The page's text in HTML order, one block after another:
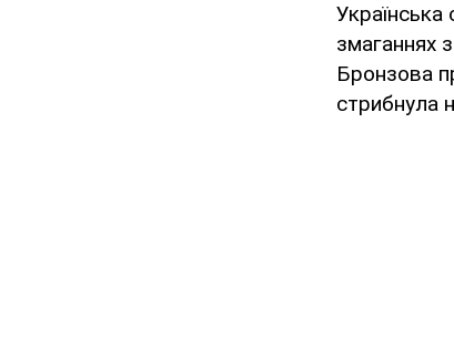
Українська
змаганнях
Бронзова
стрибнула